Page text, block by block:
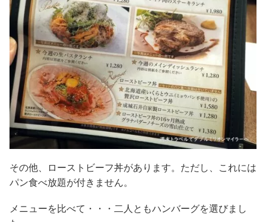
その他、ローストビーフ丼があります。ただし、これには
パン食べ放題が付きません。
メニューを比べて・・・二人ともハンバーグを選びまし